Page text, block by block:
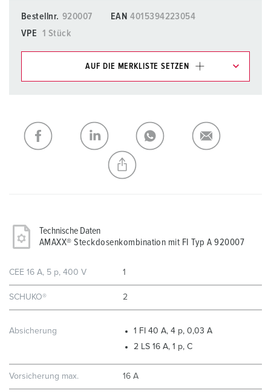
Bestellnr. 920007 EAN 4015394223054
VPE
1 Stück
AUF DIE MERKLISTE SETZEN
Meine Liste (0) HINZUFÜGEN
NEUE LISTE ERSTELLEN
Technische Daten
AMAXX® Steckdosenkombination mit FI Typ A 920007
CEE 16 A, 5 p, 400 V 1
SCHUKO® 2
Absicherung
1 FI 40 A, 4 p, 0,03 A
2 LS 16 A, 1 p, C
Vorsicherung max. 16 A